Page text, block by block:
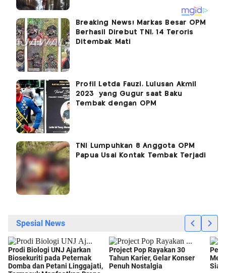
Breaking News! Markas Besar OPM
Berhasil Direbut TNI, 14 Teroris
Ditembak Mati
Profil Letda Fauzi, Lulusan Akmil
2023 yang Gugur saat Baku
Tembak dengan OPM
TNI Lumpuhkan 8 Anggota OPM
Papua Usai Kontak Tembak Terjadi